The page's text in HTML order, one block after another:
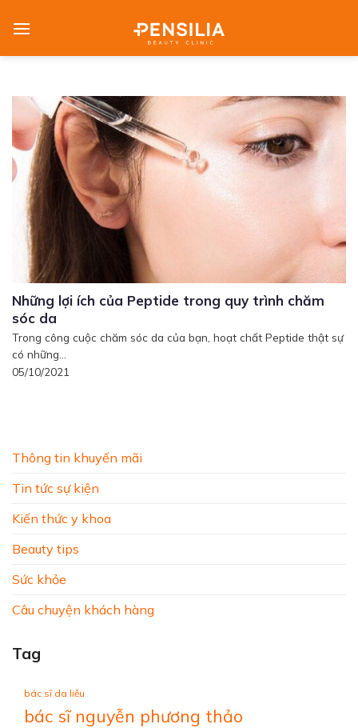
Thông tin khuyến mãi
Tin tức sự kiện
Kiến thức y khoa
Beauty tips
Sức khỏe
Câu chuyện khách hàng
Tag
bác sĩ da liễu
bác sĩ nguyễn phương thảo
Những lợi ích của Peptide trong quy trình chăm
sóc da
Trong công cuộc chăm sóc da của bạn, hoạt chất Peptide thật sự
có những...
05/10/2021